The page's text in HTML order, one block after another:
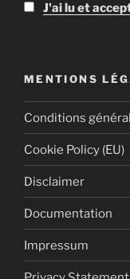
J'ai lu et
MENTIONS
Conditions
Cookie Policy (EU)
Disclaimer
Documentation
Impressum